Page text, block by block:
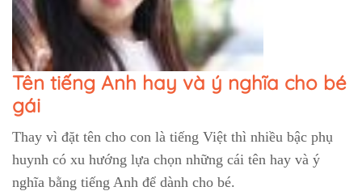
Tên tiếng Anh hay và ý nghĩa cho bé
gái
Thay vì đặt tên cho con là tiếng Việt thì nhiều bậc phụ
huynh có xu hướng lựa chọn những cái tên hay và ý
nghĩa bằng tiếng Anh để dành cho bé.